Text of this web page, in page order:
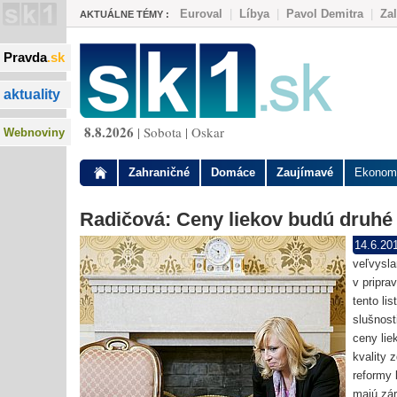
Pravda.sk
aktuality
Webnoviny
AKTUÁLNE TÉMY : Euroval Líbya| Pavol Demitra|
8.8.2026 | Sobota | Oskar
Zahraničné Domáce Zaujímavé
Radičová: Ceny liekov budú
v
tento
ceny
kvality
reformy
majú